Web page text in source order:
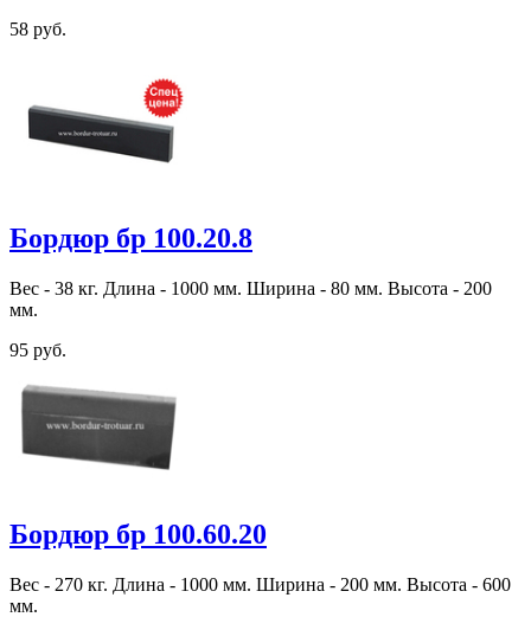
58 руб.
Бордюр бр 100.20.8
Вес - 38 кг. Длина - 1000 мм. Ширина - 80 мм. Высота - 200
мм.
95 руб.
Бордюр бр 100.60.20
Вес - 270 кг. Длина - 1000 мм. Ширина - 200 мм. Высота - 600
мм.